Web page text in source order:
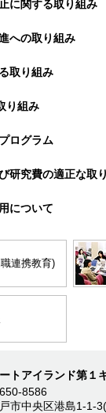
に関する取り組み
への取り組み
取り組み
り組み
ログラム
研究費の適正な取
について
職連携教育)
トアイランド第１
8586
市中央区港島1-1-